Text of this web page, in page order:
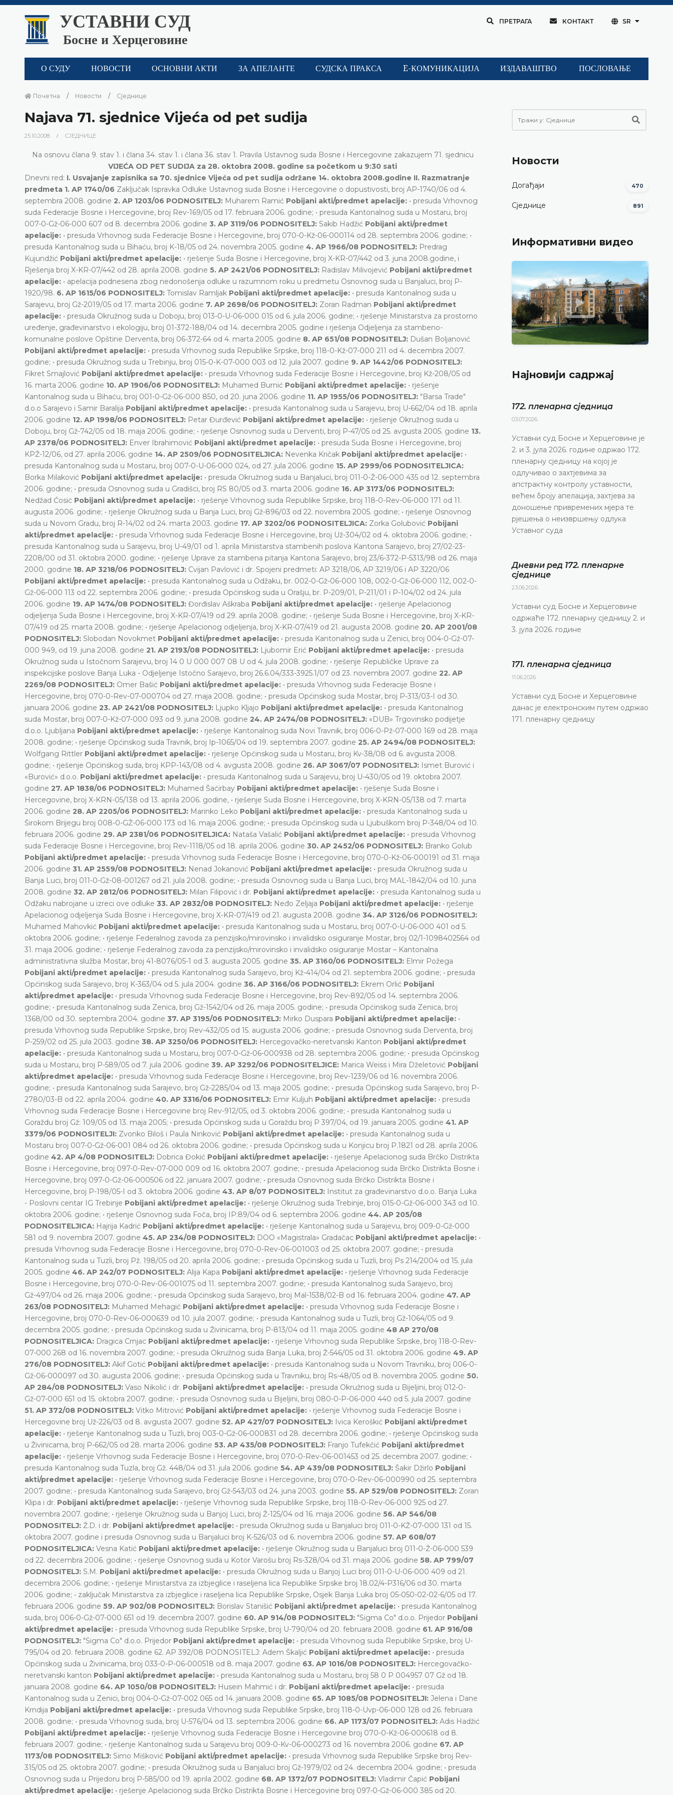
УСТАВНИ СУД
Босне и Херцеговине
ПРЕТРАГА КОНТАКТ SR
О СУДУ НОВОСТИ ОСНОВНИ АКТИ ЗА АПЕЛАНТЕ СУДСКА ПРАКСА E-КОМУНИКАЦИЈА ИЗДАВАШТВО ПОСЛОВАЊЕ
Почетна Новости Сједнице
Najava 71. sjednice Vijeća od pet sudija
25.10.2008. СЈЕДНИЦЕ
Na osnovu člana 9. stav 1. i člana 34. stav 1. i člana 36. stav 1. Pravila Ustavnog suda Bosne i Hercegovine zakazujem 71. sjednicu
VIJEĆA OD PET SUDIJA za 28. oktobra 2008. godine sa početkom u 9:30 sati
Dnevni red: I. Usvajanje zapisnika sa 70. sjednice Vijeća od pet sudija održane 14. oktobra 2008.godine II. Razmatranje
predmeta 1. AP 1740/06 Zaključak Ispravka Odluke Ustavnog suda Bosne i Hercegovine o dopustivosti, broj AP-1740/06 od 4.
septembra 2008. godine 2. AP 1203/06 PODNOSITELJ: Muharem Ramić Pobijani akti/predmet apelacije: • presuda Vrhovnog
suda Federacije Bosne i Hercegovine, broj Rev-169/05 od 17. februara 2006. godine; • presuda Kantonalnog suda u Mostaru, broj
007-0-Gž-06-000 607 od 8. decembra 2006. godine 3. AP 3119/06 PODNOSITELJ: Sakib Hadžić Pobijani akti/predmet
apelacije: • presuda Vrhovnog suda Federacije Bosne i Hercegovine, broj 070-0-Kž-06-000114 od 28. septembra 2006. godine; •
presuda Kantonalnog suda u Bihaću, broj K-18/05 od 24. novembra 2005. godine 4. AP 1966/08 PODNOSITELJ: Predrag
Kujundžić Pobijani akti/predmet apelacije: • rješenje Suda Bosne i Hercegovine, broj X-KR-07/442 od 3. juna 2008.godine, i
Rješenja broj X-KR-07/442 od 28. aprila 2008. godine 5. AP 2421/06 PODNOSITELJ: Radislav Milivojević Pobijani akti/predmet
apelacije: • apelacija podnesena zbog nedonošenja odluke u razumnom roku u predmetu Osnovnog suda u Banjaluci, broj P-
1920/98. 6. AP 1615/06 PODNOSITELJ: Tomislav Ramljak Pobijani akti/predmet apelacije: • presuda Kantonalnog suda u
Sarajevu, broj Gž-2019/05 od 17. marta 2006. godine 7. AP 2698/06 PODNOSITELJ: Zoran Radman Pobijani akti/predmet
apelacije: • presuda Okružnog suda u Doboju, broj 013-0-U-06-000 015 od 6. jula 2006. godine; • rješenje Ministarstva za prostorno
uređenje, građevinarstvo i ekologiju, broj 01-372-188/04 od 14. decembra 2005. godine i rješenja Odjeljenja za stambeno-
komunalne poslove Opštine Derventa, broj 06-372-64 od 4. marta 2005. godine 8. AP 651/08 PODNOSITELJ: Dušan Boljanović
Pobijani akti/predmet apelacije: • presuda Vrhovnog suda Republike Srpske, broj 118-0-Kž-07-000 211 od 4. decembra 2007.
godine; • presuda Okružnog suda u Trebinju, broj 015-0-K-07-000 003 od 12. jula 2007. godine 9. AP 1442/06 PODNOSITELJ:
Fikret Smajlović Pobijani akti/predmet apelacije: • presuda Vrhovnog suda Federacije Bosne i Hercegovine, broj Kž-208/05 od
16. marta 2006. godine 10. AP 1906/06 PODNOSITELJ: Muhamed Burnić Pobijani akti/predmet apelacije: • rješenje
Kantonalnog suda u Bihaću, broj 001-0-Gž-06-000 850, od 20. juna 2006. godine 11. AP 1955/06 PODNOSITELJ: "Barsa Trade"
d.o.o Sarajevo i Samir Baralija Pobijani akti/predmet apelacije: • presuda Kantonalnog suda u Sarajevu, broj U-662/04 od 18. aprila
2006. godine 12. AP 1998/06 PODNOSITELJ: Petar Đurđević Pobijani akti/predmet apelacije: • rješenje Okružnog suda u
Doboju, broj Gž-742/05 od 18. maja 2006. godine; • rješenje Osnovnog suda u Derventi, broj P-47/05 od 25. avgusta 2005. godine 13.
AP 2378/06 PODNOSITELJ: Enver Ibrahimović Pobijani akti/predmet apelacije: • presuda Suda Bosne i Hercegovine, broj
KPŽ-12/06, od 27. aprila 2006. godine 14. AP 2509/06 PODNOSITELJICA: Nevenka Kričak Pobijani akti/predmet apelacije: •
presuda Kantonalnog suda u Mostaru, broj 007-0-U-06-000 024, od 27. jula 2006. godine 15. AP 2999/06 PODNOSITELJICA:
Borka Milaković Pobijani akti/predmet apelacije: • presuda Okružnog suda u Banjaluci, broj 011-0-Ž-06-000 435 od 12. septembra
2006. godine; • presuda Osnovnog suda u Gradišci, broj RS 80/05 od 3. marta 2006. godine 16. AP 3173/06 PODNOSITELJ:
Nedžad Ćosić Pobijani akti/predmet apelacije: • rješenje Vrhovnog suda Republike Srpske, broj 118-0-Rev-06-000 171 od 11.
augusta 2006. godine; • rješenje Okružnog suda u Banja Luci, broj Gž-896/03 od 22. novembra 2005. godine; • rješenje Osnovnog
suda u Novom Gradu, broj R-14/02 od 24. marta 2003. godine 17. AP 3202/06 PODNOSITELJICA: Zorka Golubović Pobijani
akti/predmet apelacije: • presuda Vrhovnog suda Federacije Bosne i Hercegovine, broj Už-304/02 od 4. oktobra 2006. godine; •
presuda Kantonalnog suda u Sarajevu, broj U-49/01 od 1. aprila Ministarstva stambenih poslova Kantona Sarajevo, broj 27/02-23-
2208/00 od 31. oktobra 2000. godine; • rješenje Uprave za stambena pitanja Kantona Sarajevo, broj 23/6-372-P-5313/98 od 26. maja
2000. godine 18. AP 3218/06 PODNOSITELJ: Cvijan Pavlović i dr. Spojeni predmeti: AP 3218/06, AP 3219/06 i AP 3220/06
Pobijani akti/predmet apelacije: • presuda Kantonalnog suda u Odžaku, br. 002-0-Gž-06-000 108, 002-0-Gž-06-000 112, 002-0-
Gž-06-000 113 od 22. septembra 2006. godine; • presuda Općinskog suda u Orašju, br. P-209/01, P-211/01 i P-104/02 od 24. jula
2006. godine 19. AP 1474/08 PODNOSITELJ: Đorđislav Aškraba Pobijani akti/predmet apelacije: • rješenje Apelacionog
odjeljenja Suda Bosne i Hercegovine, broj X-KR-07/419 od 29. aprila 2008. godine; • rješenje Suda Bosne i Hercegovine, broj X-KR-
07/419 od 25. marta 2008. godine; • rješenje Apelacionog odjeljenja, broj X-KR-07/419 od 21. augusta 2008. godine 20. AP 2001/08
PODNOSITELJ: Slobodan Novokmet Pobijani akti/predmet apelacije: • presuda Kantonalnog suda u Zenici, broj 004-0-Gž-07-
000 949, od 19. juna 2008. godine 21. AP 2193/08 PODNOSITELJ: Ljubomir Erić Pobijani akti/predmet apelacije: • presuda
Okružnog suda u Istočnom Sarajevu, broj 14 0 U 000 007 08 U od 4. jula 2008. godine; • rješenje Republičke Uprave za
inspekcijske poslove Banja Luka - Odjeljenje Istočno Sarajevo, broj 26.6.04/333-3925.1/07 od 23. novembra 2007. godine 22. AP
2269/08 PODNOSITELJ: Omer Bašić Pobijani akti/predmet apelacije: • presuda Vrhovnog suda Federacije Bosne i
Hercegovine, broj 070-0-Rev-07-000704 od 27. maja 2008. godine; • presuda Općinskog suda Mostar, broj P-313/03-I od 30.
januara 2006. godine 23. AP 2421/08 PODNOSITELJ: Ljupko Kljajo Pobijani akti/predmet apelacije: • presuda Kantonalnog
suda Mostar, broj 007-0-Kž-07-000 093 od 9. juna 2008. godine 24. AP 2474/08 PODNOSITELJ: «DUB» Trgovinsko podijetje
d.o.o. Ljubljana Pobijani akti/predmet apelacije: • rješenje Kantonalnog suda Novi Travnik, broj 006-0-Pž-07-000 169 od 28. maja
2008. godine; • rješenje Općinskog suda Travnik, broj Ip-1065/04 od 19. septembra 2007. godine 25. AP 2494/08 PODNOSITELJ:
Wolfgang Rittler Pobijani akti/predmet apelacije: • rješenje Općinskog suda u Mostaru, broj Kv-38/08 od 6. avgusta 2008.
godine; • rješenje Općinskog suda, broj KPP-143/08 od 4. avgusta 2008. godine 26. AP 3067/07 PODNOSITELJ: Ismet Burović i
«Burović» d.o.o. Pobijani akti/predmet apelacije: • presuda Kantonalnog suda u Sarajevu, broj U-430/05 od 19. oktobra 2007.
godine 27. AP 1838/06 PODNOSITELJ: Muhamed Šaćirbay Pobijani akti/predmet apelacije: • rješenje Suda Bosne i
Hercegovine, broj X-KRN-05/138 od 13. aprila 2006. godine, • rješenje Suda Bosne i Hercegovine, broj X-KRN-05/138 od 7. marta
2006. godine 28. AP 2205/06 PODNOSITELJ: Marinko Leko Pobijani akti/predmet apelacije: • presuda Kantonalnog suda u
Širokom Brijegu broj 008-0-GŽ-06-000 173 od 16. maja 2006. godine; • presuda Općinskog suda u Ljubuškom broj P-348/04 od 10.
februara 2006. godine 29. AP 2381/06 PODNOSITELJICA: Nataša Vašalić Pobijani akti/predmet apelacije: • presuda Vrhovnog
suda Federacije Bosne i Hercegovine, broj Rev-1118/05 od 18. aprila 2006. godine 30. AP 2452/06 PODNOSITELJ: Branko Golub
Pobijani akti/predmet apelacije: • presuda Vrhovnog suda Federacije Bosne i Hercegovine, broj 070-0-Kž-06-000191 od 31. maja
2006. godine 31. AP 2559/08 PODNOSITELJ: Nenad Jokanović Pobijani akti/predmet apelacije: • presuda Okružnog suda u
Banja Luci, broj 011-0-Gž-08-001267 od 21. jula 2008. godine; • presuda Osnovnog suda u Banja Luci, broj MAL-1842/04 od 10. juna
2008. godine 32. AP 2812/06 PODNOSITELJ: Milan Filipović i dr. Pobijani akti/predmet apelacije: • presuda Kantonalnog suda u
Odžaku nabrojane u izreci ove odluke 33. AP 2832/08 PODNOSITELJ: Neđo Zeljaja Pobijani akti/predmet apelacije: • rješenje
Apelacionog odjeljenja Suda Bosne i Hercegovine, broj X-KR-07/419 od 21. augusta 2008. godine 34. AP 3126/06 PODNOSITELJ:
Muhamed Mahovkić Pobijani akti/predmet apelacije: • presuda Kantonalnog suda u Mostaru, broj 007-0-U-06-000 401 od 5.
oktobra 2006. godine; • rješenje Federalnog zavoda za penzijsko/mirovinsko i invalidsko osiguranje Mostar, broj 02/1-1098402564 od
31. maja 2006. godine; • rješenje Federalnog zavoda za penzijsko/mirovinsko i invalidsko osiguranje Mostar – Kantonalna
administrativna služba Mostar, broj 41-8076/05-1 od 3. augusta 2005. godine 35. AP 3160/06 PODNOSITELJ: Elmir Požega
Pobijani akti/predmet apelacije: • presuda Kantonalnog suda Sarajevo, broj Kž-414/04 od 21. septembra 2006. godine; • presuda
Općinskog suda Sarajevo, broj K-363/04 od 5. jula 2004. godine 36. AP 3166/06 PODNOSITELJ: Ekrem Orlić Pobijani
akti/predmet apelacije: • presuda Vrhovnog suda Federacije Bosne i Hercegovine, broj Rev-892/05 od 14. septembra 2006.
godine; • presuda Kantonalnog suda Zenica, broj Gž-1542/04 od 26. maja 2005. godine; • presuda Općinskog suda Zenica, broj
1368/00 od 30. septembra 2004. godine 37. AP 3195/06 PODNOSITELJ: Mirko Duspara Pobijani akti/predmet apelacije: •
presuda Vrhovnog suda Republike Srpske, broj Rev-432/05 od 15. augusta 2006. godine; • presuda Osnovnog suda Derventa, broj
P-259/02 od 25. jula 2003. godine 38. AP 3250/06 PODNOSITELJ: Hercegovačko-neretvanski Kanton Pobijani akti/predmet
apelacije: • presuda Kantonalnog suda u Mostaru, broj 007-0-Gž-06-000938 od 28. septembra 2006. godine; • presuda Općinskog
suda u Mostaru, broj P-589/05 od 7. jula 2006. godine 39. AP 3292/06 PODNOSITELJICE: Marica Weiss i Mira Dželetović Pobijani
akti/predmet apelacije: • presuda Vrhovnog suda Federacije Bosne i Hercegovine, broj Rev-1239/06 od 16. novembra 2006.
godine; • presuda Kantonalnog suda Sarajevo, broj Gž-2285/04 od 13. maja 2005. godine; • presuda Općinskog suda Sarajevo, broj P-
2780/03-B od 22. aprila 2004. godine 40. AP 3316/06 PODNOSITELJ: Emir Kuljuh Pobijani akti/predmet apelacije: • presuda
Vrhovnog suda Federacije Bosne i Hercegovine broj Rev-912/05, od 3. oktobra 2006. godine; • presuda Kantonalnog suda u
Goraždu broj Gž: 109/05 od 13. maja 2005; • presuda Općinskog suda u Goraždu broj P 397/04, od 19. januara 2005. godine 41. AP
3379/06 PODNOSITELJI: Zvonko Biloš i Paula Ninković Pobijani akti/predmet apelacije: • presuda Kantonalnog suda u
Mostaru broj 007-0-Gž-06-001 084 od 26. oktobra 2006. godine; • presuda Općinskog suda u Konjicu broj P.1821 od 28. aprila 2006.
godine 42. AP 4/08 PODNOSITELJ: Dobrica Đokić Pobijani akti/predmet apelacije: • rješenje Apelacionog suda Brčko Distrikta
Bosne i Hercegovine, broj 097-0-Rev-07-000 009 od 16. oktobra 2007. godine; • presuda Apelacionog suda Brčko Distrikta Bosne i
Hercegovine, broj 097-0-Gž-06-000506 od 22. januara 2007. godine; • presuda Osnovnog suda Brčko Distrikta Bosne i
Hercegovine, broj P-198/05-I od 3. oktobra 2006. godine 43. AP 8/07 PODNOSITELJ: Institut za građevinarstvo d.o.o. Banja Luka
- Poslovni centar IG Trebinje Pobijani akti/predmet apelacije: • rješenje Okružnog suda Trebinje, broj 015-0-Gž-06-000 343 od 10.
oktobra 2006. godine; • rješenje Osnovnog suda Foča, broj IP:89/04 od 6. septembra 2006. godine 44. AP 205/08
PODNOSITELJICA: Hajrija Kadrić Pobijani akti/predmet apelacije: • rješenje Kantonalnog suda u Sarajevu, broj 009-0-Gž-000
581 od 9. novembra 2007. godine 45. AP 234/08 PODNOSITELJ: DOO «Magistrala» Gradačac Pobijani akti/predmet apelacije: •
presuda Vrhovnog suda Federacije Bosne i Hercegovine, broj 070-0-Rev-06-001003 od 25. oktobra 2007. godine; • presuda
Kantonalnog suda u Tuzli, broj Pž. 198/05 od 20. aprila 2006. godine; • presuda Općinskog suda u Tuzli, broj Ps 214/2004 od 15. jula
2005. godine 46. AP 242/07 PODNOSITELJ: Alija Kapa Pobijani akti/predmet apelacije: • rješenje Vrhovnog suda Federacije
Bosne i Hercegovine, broj 070-0-Rev-06-001075 od 11. septembra 2007. godine; • presuda Kantonalnog suda Sarajevo, broj
Gž-497/04 od 26. maja 2006. godine; • presuda Općinskog suda Sarajevo, broj Mal-1538/02-B od 16. februara 2004. godine 47. AP
263/08 PODNOSITELJ: Muhamed Mehagić Pobijani akti/predmet apelacije: • presuda Vrhovnog suda Federacije Bosne i
Hercegovine, broj 070-0-Rev-06-000639 od 10. jula 2007. godine; • presuda Kantonalnog suda u Tuzli, broj Gž-1064/05 od 9.
decembra 2005. godine; • presuda Općinskog suda u Živinicama, broj P-813/04 od 11. maja 2005. godine 48 AP 270/08
PODNOSITELJICA: Dragica Crnjac Pobijani akti/predmet apelacije: • rješenje Vrhovnog suda Republike Srpske, broj 118-0-Rev-
07-000 268 od 16. novembra 2007. godine; • presuda Okružnog suda Banja Luka, broj Ž-546/05 od 31. oktobra 2006. godine 49. AP
276/08 PODNOSITELJ: Akif Gotić Pobijani akti/predmet apelacije: • presuda Kantonalnog suda u Novom Travniku, broj 006-0-
Gž-06-000097 od 30. augusta 2006. godine; • presuda Općinskog suda u Travniku, broj Rs-48/05 od 8. novembra 2005. godine 50.
AP 284/08 PODNOSITELJ: Vaso Nikolić i dr. Pobijani akti/predmet apelacije: • presuda Okružnog suda u Bijeljini, broj 012-0-
Gž-07-000 651 od 15. oktobra 2007. godine; • presuda Osnovnog suda u Bijeljini, broj 080-0-P-06-000 440 od 5. jula 2007. godine
51. AP 372/08 PODNOSITELJ: Vitko Mitrović Pobijani akti/predmet apelacije: • rješenje Vrhovnog suda Federacije Bosne i
Hercegovine broj Už-226/03 od 8. avgusta 2007. godine 52. AP 427/07 PODNOSITELJ: Ivica Keroškić Pobijani akti/predmet
apelacije: • rješenje Kantonalnog suda u Tuzli, broj 003-0-Gž-06-000831 od 28. decembra 2006. godine; • rješenje Općinskog suda
u Živinicama, broj P-662/05 od 28. marta 2006. godine 53. AP 435/08 PODNOSITELJ: Franjo Tufekčić Pobijani akti/predmet
apelacije: • rješenje Vrhovnog suda Federacije Bosne i Hercegovine, broj 070-0-Rev-06-001453 od 25. decembra 2007. godine; •
presuda Kantonalnog suda Tuzla, broj Gž. 448/04 od 31. jula 2006. godine 54. AP 439/08 PODNOSITELJ: Šakir Džirlo Pobijani
akti/predmet apelacije: • rješenje Vrhovnog suda Federacije Bosne i Hercegovine, broj 070-0-Rev-06-000990 od 25. septembra
2007. godine; • presuda Kantonalnog suda Sarajevo, broj Gž-543/03 od 24. juna 2003. godine 55. AP 529/08 PODNOSITELJ: Zoran
Klipa i dr. Pobijani akti/predmet apelacije: • rješenje Vrhovnog suda Republike Srpske, broj 118-0-Rev-06-000 925 od 27.
novembra 2007. godine; • rješenje Okružnog suda u Banjoj Luci, broj Ž-125/04 od 16. maja 2006. godine 56. AP 546/08
PODNOSITELJ: Ž.D. i dr. Pobijani akti/predmet apelacije: • presuda Okružnog suda u Banjaluci broj 011-0-KŽ-07-000 131 od 15.
oktobra 2007. godine i presuda Osnovnog suda u Banjaluci broj K-526/03 od 6. novembra 2006. godine 57. AP 608/07
PODNOSITELJICA: Vesna Katić Pobijani akti/predmet apelacije: • rješenje Okružnog suda u Banjaluci broj 011-0-Ž-06-000 539
od 22. decembra 2006. godine; • rješenje Osnovnog suda u Kotor Varošu broj Rs-328/04 od 31. maja 2006. godine 58. AP 799/07
PODNOSITELJ: S.M. Pobijani akti/predmet apelacije: • presuda Okružnog suda u Banjoj Luci broj 011-0-U-06-000 409 od 21.
decembra 2006. godine; • rješenje Ministarstva za izbjeglice i raseljena lica Republike Srpske broj 18.02/4-P316/06 od 30. marta
2006. godine; • zaključak Ministarstva za izbjeglice i raseljena lica Republike Srpske, Osjek Banja Luka broj 05-050-02-02-6/05 od 17.
februara 2006. godine 59. AP 902/08 PODNOSITELJ: Borislav Stanišić Pobijani akti/predmet apelacije: • presuda Kantonalnog
suda, broj 006-0-Gž-07-000 651 od 19. decembra 2007. godine 60. AP 914/08 PODNOSITELJ: "Sigma Co" d.o.o. Prijedor Pobijani
akti/predmet apelacije: • presuda Vrhovnog suda Republike Srpske, broj U-790/04 od 20. februara 2008. godine 61. AP 916/08
PODNOSITELJ: "Sigma Co" d.o.o. Prijedor Pobijani akti/predmet apelacije: • presuda Vrhovnog suda Republike Srpske, broj U-
795/04 od 20. februara 2008. godine 62. AP 392/08 PODNOSITELJ: Adem Škaljić Pobijani akti/predmet apelacije: • presuda
Općinskog suda u Živinicama, broj 033-0-P-06-000518 od 8. maja 2007. godine 63. AP 1016/08 PODNOSITELJ: Hercegovačko-
neretvanski kanton Pobijani akti/predmet apelacije: • presuda Kantonalnog suda u Mostaru, broj 58 0 P 004957 07 Gž od 18.
januara 2008. godine 64. AP 1050/08 PODNOSITELJ: Husein Mahmić i dr. Pobijani akti/predmet apelacije: • presuda
Kantonalnog suda u Zenici, broj 004-0-Gž-07-002 065 od 14. januara 2008. godine 65. AP 1085/08 PODNOSITELJI: Jelena i Dane
Krndija Pobijani akti/predmet apelacije: • presuda Vrhovnog suda Republike Srpske, broj 118-0-Uvp-06-000 128 od 26. februara
2008. godine; • presuda Vrhovnog suda, broj U-576/04 od 13. septembra 2006. godine 66. AP 1173/07 PODNOSITELJ: Adis Hadžić
Pobijani akti/predmet apelacije: • rješenje Vrhovnog suda Federacije Bosne i Hercegovine broj 070-0-Kž-06-000618 od 8.
februara 2007. godine; • rješenje Kantonalnog suda u Sarajevu broj 009-0-Kv-06-000273 od 16. novembra 2006. godine 67. AP
1173/08 PODNOSITELJ: Simo Mišković Pobijani akti/predmet apelacije: • presuda Vrhovnog suda Republike Srpske broj Rev-
315/05 od 25. oktobra 2007. godine; • presuda Okružnog suda u Banjaluci broj Gž-1979/02 od 24. decembra 2004. godine; • presuda
Osnovnog suda u Prijedoru broj P-585/00 od 19. aprila 2002. godine 68. AP 1372/07 PODNOSITELJ: Vladimir Čapić Pobijani
akti/predmet apelacije: • rješenje Apelacionog suda Brčko Distrikta Bosne i Hercegovine broj 097-0-Gž-06-000 385 od 20.
Новости
Догађаји 470
Сједнице 891
Информативни видео
Најновији садржај
172. пленарна сједницa
03.07.2026.
Уставни суд Босне и Херцеговине је
2. и 3. јула 2026. године одржао 172.
пленарну сједницу на којој је
одлучивао о захтјевима за
апстрактну контролу уставности,
већем броју апелација, захтјева за
доношење привремених мјера те
рјешења о неизвршењу одлука
Уставног суда
Дневни ред 172. пленарне
сједнице
23.06.2026.
Уставни суд Босне и Херцеговине
одржаће 172. пленарну сједницу 2. и
3. јула 2026. године
171. пленарна сједницa
11.06.2026.
Уставни суд Босне и Херцеговине
данас је електронским путем одржао
171. пленарну сједницу